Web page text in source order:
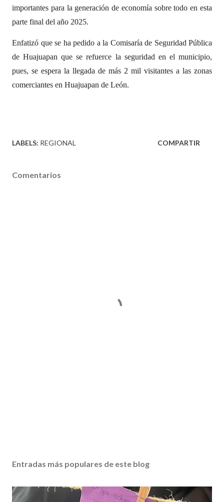
importantes para la generación de economía sobre todo en esta
parte final del año 2025.
Enfatizó que se ha pedido a la Comisaría de Seguridad Pública
de Huajuapan que se refuerce la seguridad en el municipio,
pues, se espera la llegada de más 2 mil visitantes a las zonas
comerciantes en Huajuapan de León.
LABELS: REGIONAL COMPARTIR
Comentarios
Entradas más populares de este blog